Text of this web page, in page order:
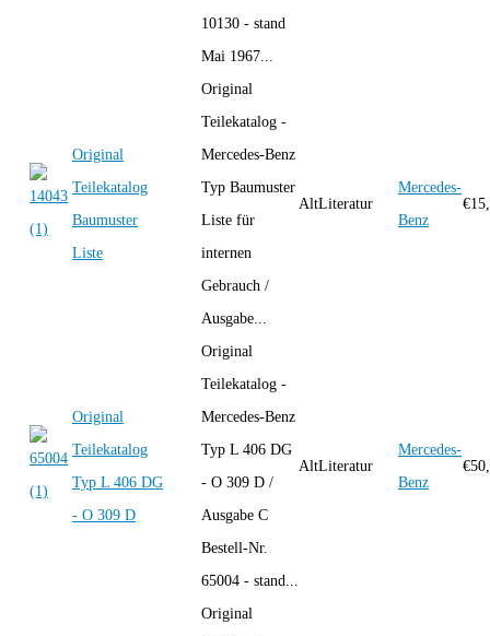
10130 - stand
Mai 1967...
Original
Teilekatalog
Baumuster
Liste
Original
Teilekatalog -
Mercedes-Benz
Typ Baumuster
Liste für
internen
Gebrauch /
Ausgabe...
AltLiteratur
Mercedes-
Benz
€
Original
Teilekatalog
Typ L 406 DG
- O 309 D
Original
Teilekatalog -
Mercedes-Benz
Typ L 406 DG
- O 309 D /
Ausgabe C
Bestell-Nr.
65004 - stand...
AltLiteratur
Mercedes-
Benz
€
Original